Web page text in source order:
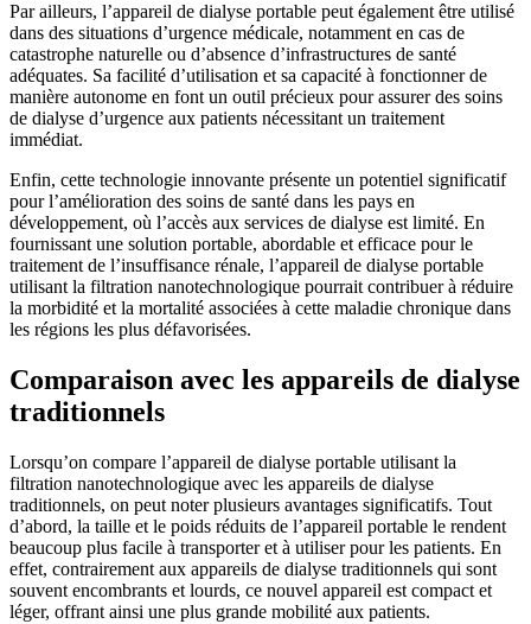
Par ailleurs, l’appareil de dialyse portable peut également être utilisé
dans des situations d’urgence médicale, notamment en cas de
catastrophe naturelle ou d’absence d’infrastructures de santé
adéquates. Sa facilité d’utilisation et sa capacité à fonctionner de
manière autonome en font un outil précieux pour assurer des soins
de dialyse d’urgence aux patients nécessitant un traitement
immédiat.
Enfin, cette technologie innovante présente un potentiel significatif
pour l’amélioration des soins de santé dans les pays en
développement, où l’accès aux services de dialyse est limité. En
fournissant une solution portable, abordable et efficace pour le
traitement de l’insuffisance rénale, l’appareil de dialyse portable
utilisant la filtration nanotechnologique pourrait contribuer à réduire
la morbidité et la mortalité associées à cette maladie chronique dans
les régions les plus défavorisées.
Comparaison avec les appareils de dialyse
traditionnels
Lorsqu’on compare l’appareil de dialyse portable utilisant la
filtration nanotechnologique avec les appareils de dialyse
traditionnels, on peut noter plusieurs avantages significatifs. Tout
d’abord, la taille et le poids réduits de l’appareil portable le rendent
beaucoup plus facile à transporter et à utiliser pour les patients. En
effet, contrairement aux appareils de dialyse traditionnels qui sont
souvent encombrants et lourds, ce nouvel appareil est compact et
léger, offrant ainsi une plus grande mobilité aux patients.